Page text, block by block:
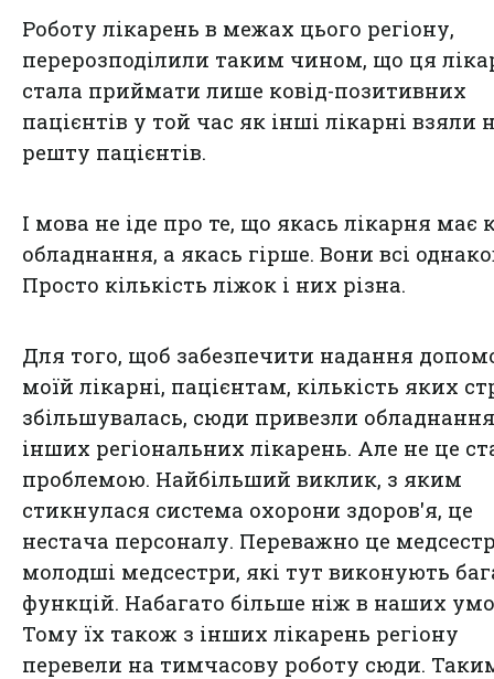
Роботу лікарень в межах цього регіону,
перерозподілили таким чином, що ця
стала приймати лише ковід-позитивних
пацієнтів у той час як інші лікарні взяли
решту пацієнтів.
І мова не іде про те, що якась лікарня має
обладнання, а якась гірше. Вони всі
Просто кількість ліжок і них різна.
Для того, щоб забезпечити надання
моїй лікарні, пацієнтам, кількість яких
збільшувалась, сюди привезли
інших регіональних лікарень. Але не це
проблемою. Найбільший виклик, з яким
стикнулася система охорони здоров'я, це
нестача персоналу. Переважно це
молодші медсестри, які тут виконують
функцій. Набагато більше ніж в наших
Тому їх також з інших лікарень регіону
перевели на тимчасову роботу сюди.